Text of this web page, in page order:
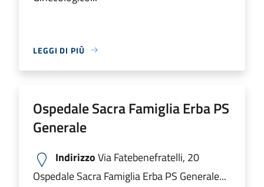
LEGGI DI PIÙ
Ospedale Sacra Famiglia Erba PS
Generale
IndirizzoVia Fatebenefratelli, 20
Ospedale Sacra Famiglia Erba PS Generale...